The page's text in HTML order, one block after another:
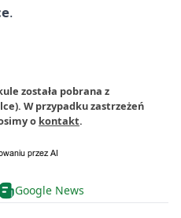
.
została pobrana z
W przypadku zastrzeżeń
o kontakt.
Google News